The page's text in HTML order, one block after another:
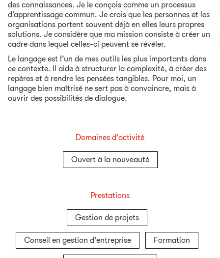
des connaissances. Je le conçois comme un processus
d’apprentissage commun. Je crois que les personnes et les
organisations portent souvent déjà en elles leurs propres
solutions. Je considère que ma mission consiste à créer un
cadre dans lequel celles-ci peuvent se révéler.
Le langage est l’un de mes outils les plus importants dans
ce contexte. Il aide à structurer la complexité, à créer des
repères et à rendre les pensées tangibles. Pour moi, un
langage bien maîtrisé ne sert pas à convaincre, mais à
ouvrir des possibilités de dialogue.
Domaines d'activité
Ouvert à la nouveauté
Prestations
Gestion de projets
Conseil en gestion d'entreprise Formation